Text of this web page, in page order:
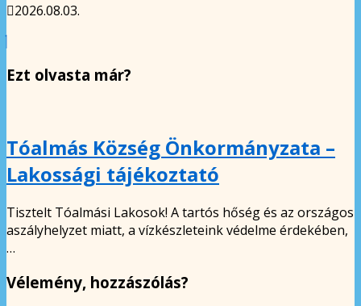
2026.08.03.
Ezt olvasta már?
Tóalmás Község Önkormányzata –
Lakossági tájékoztató
Tisztelt Tóalmási Lakosok! A tartós hőség és az országos
aszályhelyzet miatt, a vízkészleteink védelme érdekében,
…
Vélemény, hozzászólás?